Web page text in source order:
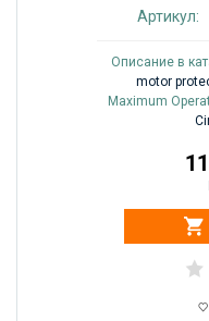
Артикул:
Описание в
motor
Maximum